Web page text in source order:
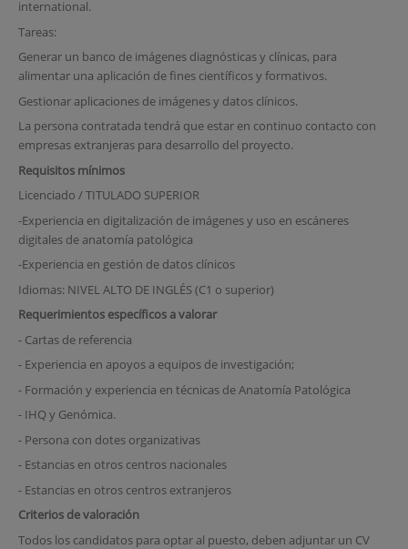
international.
Tareas:
Generar un banco de imágenes diagnósticas y clínicas, para
alimentar una aplicación de fines científicos y formativos.
Gestionar aplicaciones de imágenes y datos clínicos.
La persona contratada tendrá que estar en continuo contacto con
empresas extranjeras para desarrollo del proyecto.
Requisitos mínimos
Licenciado / TITULADO SUPERIOR
-Experiencia en digitalización de imágenes y uso en escáneres
digitales de anatomía patológica
-Experiencia en gestión de datos clínicos
Idiomas: NIVEL ALTO DE INGLÉS (C1 o superior)
Requerimientos específicos a valorar
- Cartas de referencia
- Experiencia en apoyos a equipos de investigación;
- Formación y experiencia en técnicas de Anatomía Patológica
- IHQ y Genómica.
- Persona con dotes organizativas
- Estancias en otros centros nacionales
- Estancias en otros centros extranjeros
Criterios de valoración
Todos los candidatos para optar al puesto, deben adjuntar un CV